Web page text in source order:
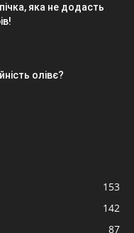
яка не додасть
олівє?
153
142
87